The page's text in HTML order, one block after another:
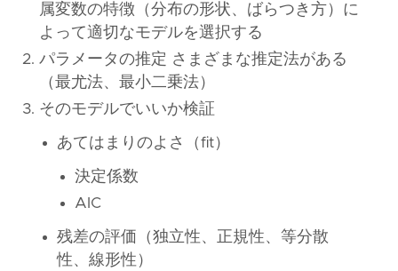
属変数の特徴（分布の形状、ばらつき方）に
よって適切なモデルを選択する
パラメータの推定 さまざまな推定法がある
（最尤法、最小二乗法）
そのモデルでいいか検証
あてはまりのよさ（fit）
決定係数
AIC
残差の評価（独立性、正規性、等分散
性、線形性）